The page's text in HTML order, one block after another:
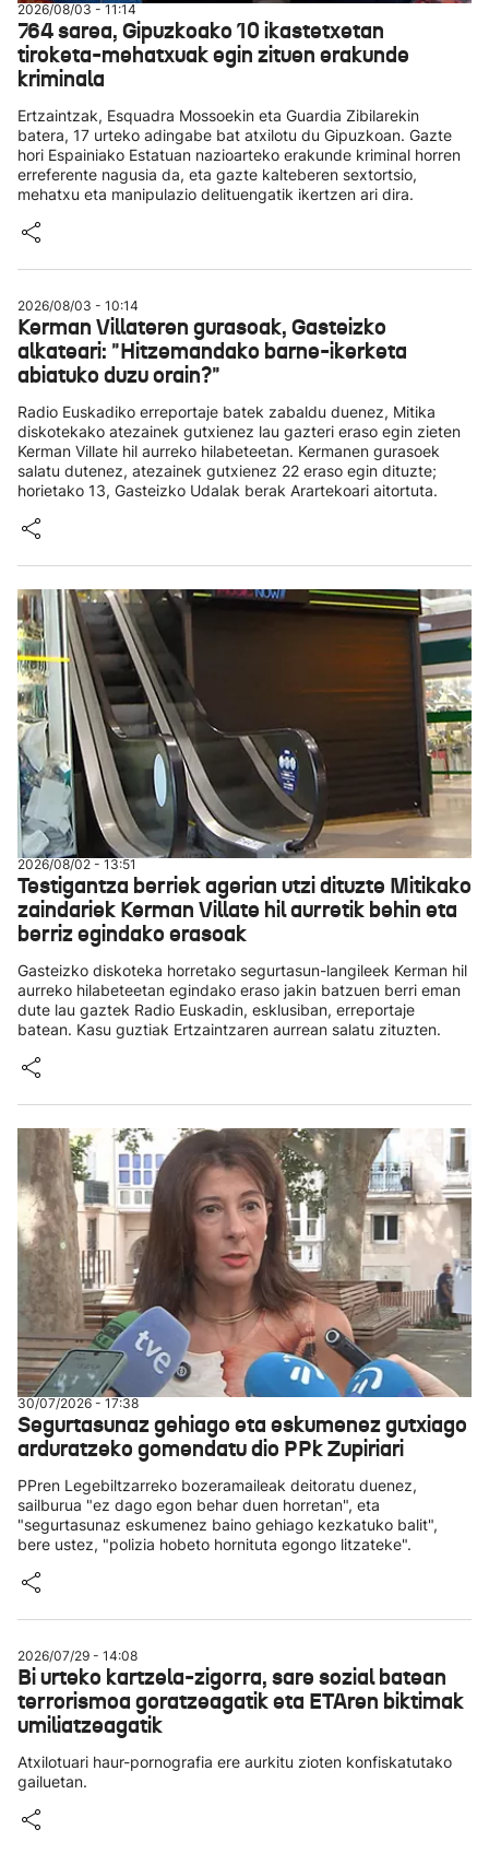
2026/08/03 - 11:14
764 sarea, Gipuzkoako 10 ikastetxetan
tiroketa-mehatxuak egin zituen erakunde
kriminala
Ertzaintzak, Esquadra Mossoekin eta Guardia Zibilarekin
batera, 17 urteko adingabe bat atxilotu du Gipuzkoan. Gazte
hori Espainiako Estatuan nazioarteko erakunde kriminal horren
erreferente nagusia da, eta gazte kalteberen sextortsio,
mehatxu eta manipulazio delituengatik ikertzen ari dira.
2026/08/03 - 10:14
Kerman Villateren gurasoak, Gasteizko
alkateari: "Hitzemandako barne-ikerketa
abiatuko duzu orain?"
Radio Euskadiko erreportaje batek zabaldu duenez, Mitika
diskotekako atezainek gutxienez lau gazteri eraso egin zieten
Kerman Villate hil aurreko hilabeteetan. Kermanen gurasoek
salatu dutenez, atezainek gutxienez 22 eraso egin dituzte;
horietako 13, Gasteizko Udalak berak Arartekoari aitortuta.
2026/08/02 - 13:51
Testigantza berriek agerian utzi dituzte Mitikako
zaindariek Kerman Villate hil aurretik behin eta
berriz egindako erasoak
Gasteizko diskoteka horretako segurtasun-langileek Kerman hil
aurreko hilabeteetan egindako eraso jakin batzuen berri eman
dute lau gaztek Radio Euskadin, esklusiban, erreportaje
batean. Kasu guztiak Ertzaintzaren aurrean salatu zituzten.
30/07/2026 - 17:38
Segurtasunaz gehiago eta eskumenez gutxiago
arduratzeko gomendatu dio PPk Zupiriari
PPren Legebiltzarreko bozeramaileak deitoratu duenez,
sailburua "ez dago egon behar duen horretan", eta
"segurtasunaz eskumenez baino gehiago kezkatuko balit",
bere ustez, "polizia hobeto hornituta egongo litzateke".
2026/07/29 - 14:08
Bi urteko kartzela-zigorra, sare sozial batean
terrorismoa goratzeagatik eta ETAren biktimak
umiliatzeagatik
Atxilotuari haur-pornografia ere aurkitu zioten konfiskatutako
gailuetan.